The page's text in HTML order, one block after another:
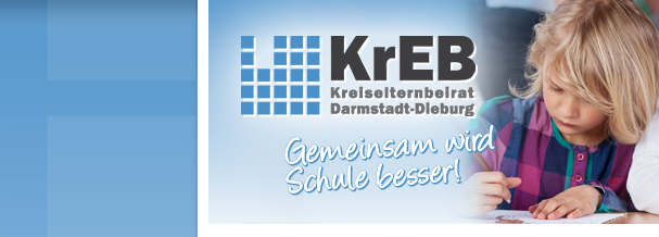
KrEB Darmstadt-Dieburg
Kreiselternbeirat Darmstadt-Dieburg